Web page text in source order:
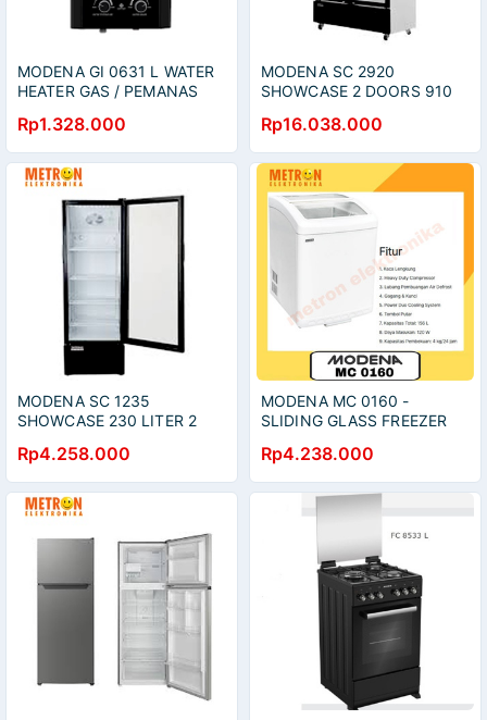
MODENA GI 0631 L WATER
HEATER GAS / PEMANAS
Rp1.328.000
MODENA SC 2920
SHOWCASE 2 DOORS 910
Rp16.038.000
MODENA SC 1235
SHOWCASE 230 LITER 2
SC1235
Rp4.258.000
MODENA MC 0160 -
SLIDING GLASS FREEZER
Rp4.238.000